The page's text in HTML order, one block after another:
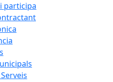
participa